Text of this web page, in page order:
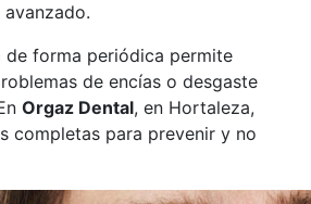
de forma periódica permite
de encías o desgaste
Orgaz Dental, en Hortaleza,
completas para prevenir y no